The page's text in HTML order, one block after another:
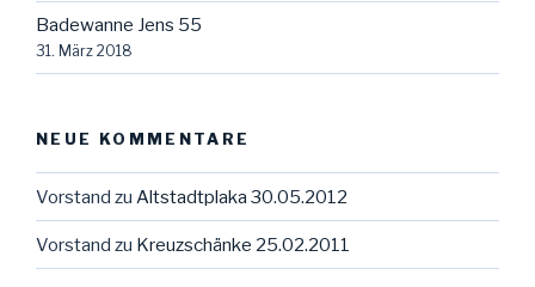
Badewanne Jens 55
31. März 2018
NEUE KOMMENTARE
Vorstand zu Altstadtplaka 30.05.2012
Vorstand zu Kreuzschänke 25.02.2011